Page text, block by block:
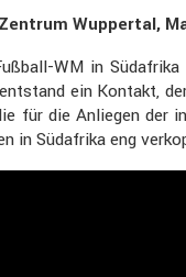
Wuppertal,
WM in
ein Kontakt,
für die Anliegen der
in Südafrika eng